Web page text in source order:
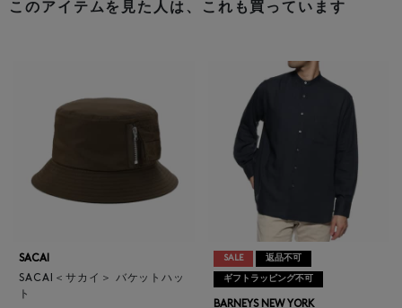
このアイテムを見た人は、これも買っています
SACAI
SACAI＜サカイ＞ バケットハッ
ト
SALE 返品不可
ギフトラッピング不可
BARNEYS NEW YORK